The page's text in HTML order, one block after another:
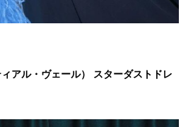
アル・ヴェール） スターダストドレ